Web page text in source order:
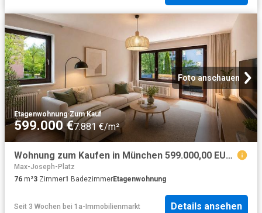
Foto anschauen
Etagenwohnung·Zum Kauf
599.000 €7.881 €/m²
Wohnung zum Kaufen in München 599.000,00 EUR 76.97 m²
Max-Joseph-Platz
76 m²3 Zimmer1 BadezimmerEtagenwohnung
Seit 3 Wochen bei 1a-Immobilienmarkt Details ansehen